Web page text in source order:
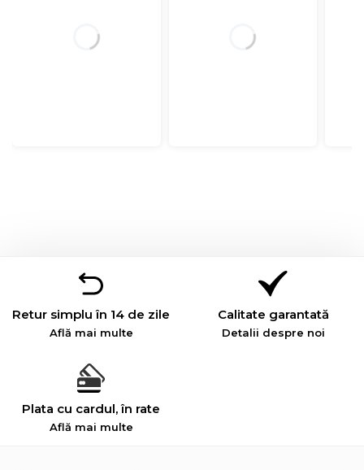
Retur simplu în 14 de zile
Află mai multe
Calitate garantată
Detalii despre noi
Plata cu cardul, în rate
Află mai multe